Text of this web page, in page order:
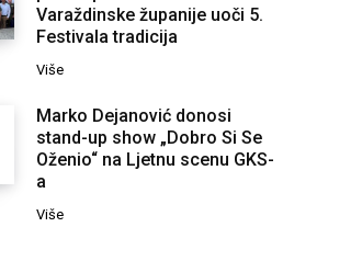
Varaždinske županije uoči 5.
Festivala tradicija
Više
Marko Dejanović donosi
stand-up show „Dobro Si Se
Oženio“ na Ljetnu scenu GKS-
a
Više